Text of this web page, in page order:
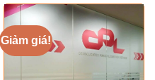
Giảm giá!